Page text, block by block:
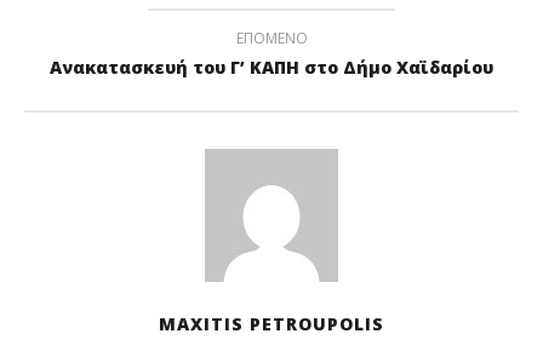
ΕΠΟΜΕΝΟ
Ανακατασκευή του Γ’ ΚΑΠΗ στο Δήμο Χαϊδαρίου
MAXITIS PETROUPOLIS